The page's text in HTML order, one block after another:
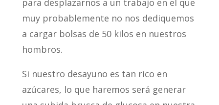
para desplazarnos a un trabajo en el que
muy probablemente no nos dediquemos
a cargar bolsas de 50 kilos en nuestros
hombros.
Si nuestro desayuno es tan rico en
azúcares, lo que haremos será generar